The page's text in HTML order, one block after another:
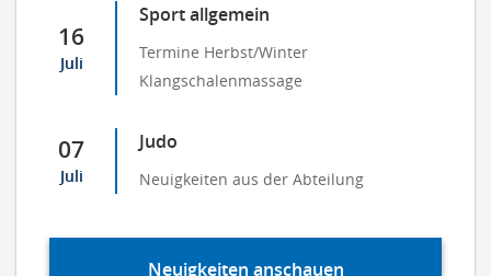
16
Juli
Sport allgemein
Termine Herbst/Winter
Klangschalenmassage
07
Juli
Judo
Neuigkeiten aus der Abteilung
Neuigkeiten anschauen